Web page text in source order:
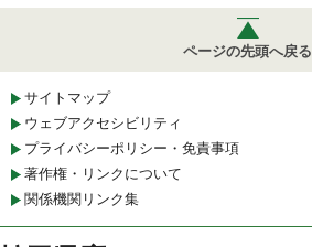
ページの先頭へ戻る
サイトマップ
ウェブアクセシビリティ
プライバシーポリシー・免責事項
著作権・リンクについて
関係機関リンク集